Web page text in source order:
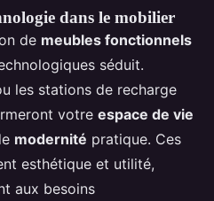
dans le mobilier
de meubles fonctionnels
séduit.
les stations de recharge
votre espace de vie
modernité pratique. Ces
esthétique et utilité,
aux besoins